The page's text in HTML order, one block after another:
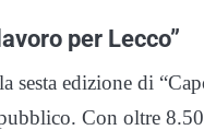
per Lecco”
sesta edizione di
Con oltre